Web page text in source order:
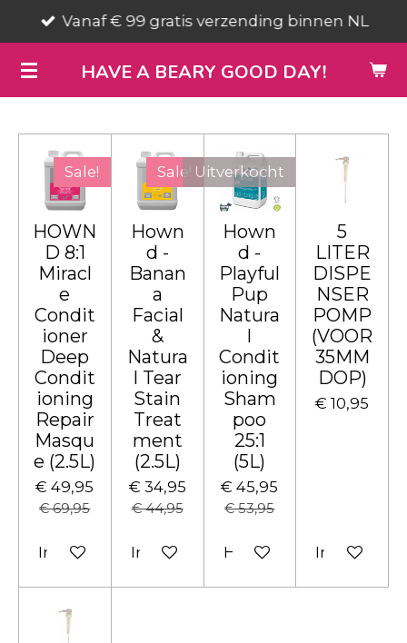
direct
naar
de
hoofdinhoud
HAVE A BEARY GOOD DAY!
Vanaf € 99 gratis verzending binnen NL
Sale!
HOWN
D 8:1
Miracl
e
Condit
ioner
Deep
Condit
ioning
Repair
Masqu
e (2.5L)
€ 49,95
€ 69,95
In winkelwagen
Sale!
Hown
d -
Banan
a
Facial
&
Natura
l Tear
Stain
Treat
ment
(2.5L)
€ 34,95
€ 44,95
In winkelwagen
Uitverkocht
Hown
d -
Playful
Pup
Natura
l
Condit
ioning
Sham
poo
25:1
(5L)
€ 45,95
€ 53,95
Houd mij op de hoogte
5
LITER
DISPE
NSER
POMP
(VOOR
35MM
DOP)
€ 10,95
In